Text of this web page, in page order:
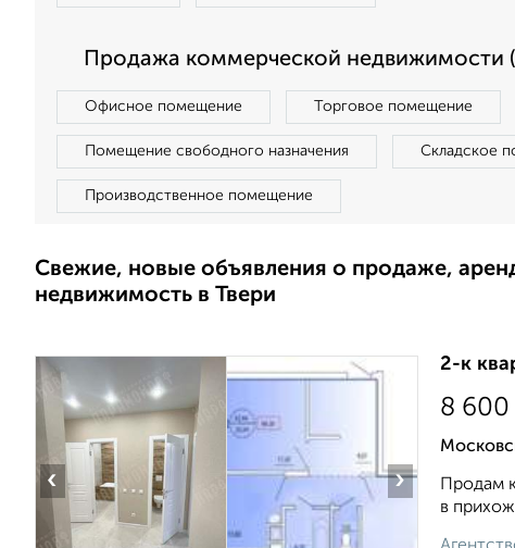
Продажа коммерческой недвижимости
Офисное помещение Торговое помещение
Помещение свободного назначения Складское
Производственное помещение
Свежие, новые объявления о продаже,
недвижимость в Твери
‹ ›
2-к
8
Продам
в